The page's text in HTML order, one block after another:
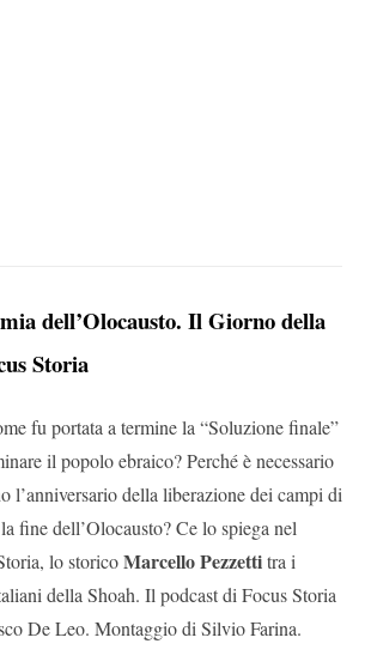
dell’Olocausto. Il Giorno della
Storia
fu portata a termine la “Soluzione finale”
il popolo ebraico? Perché è necessario
l’anniversario della liberazione dei campi di
fine dell’Olocausto? Ce lo spiega nel
lo storicoMarcello Pezzettitra i
della Shoah. Il podcast di Focus Storia
De Leo. Montaggio di Silvio Farina.